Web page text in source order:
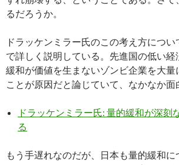
るだろうか。
ドラッケンミラー氏のこの考え方につ
で詳しく説明している。先進国の低い経
緩和が価値を生まないゾンビ企業を大量
ことが原因だと論じていて、なかなか面
ドラッケンミラー氏: 量的緩和が深刻
る
もう手遅れなのだが、日本も量的緩和